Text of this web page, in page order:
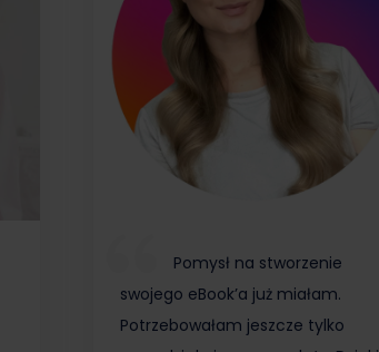
Pomysł na stworzenie
swojego eBook’a już miałam.
Potrzebowałam jeszcze tylko